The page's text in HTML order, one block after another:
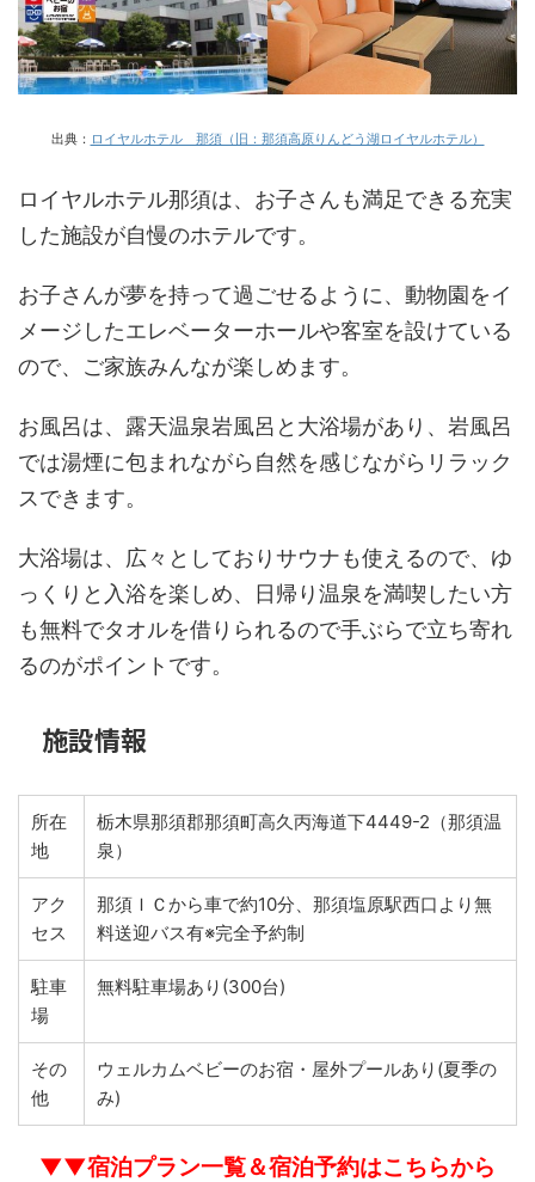
出典： ロイヤルホテル 那須（旧：那須高原りんどう湖ロイヤルホテル）
ロイヤルホテル那須は、お子さんも満足できる充実
した施設が自慢のホテルです。
お子さんが夢を持って過ごせるように、動物園をイ
メージしたエレベーターホールや客室を設けている
ので、ご家族みんなが楽しめます。
お風呂は、露天温泉岩風呂と大浴場があり、岩風呂
では湯煙に包まれながら自然を感じながらリラック
スできます。
大浴場は、広々としておりサウナも使えるので、ゆ
っくりと入浴を楽しめ、日帰り温泉を満喫したい方
も無料でタオルを借りられるので手ぶらで立ち寄れ
るのがポイントです。
施設情報
所在
地
栃木県那須郡那須町高久丙海道下4449-2（那須温
泉）
アク
セス
那須ＩＣから車で約10分、那須塩原駅西口より無
料送迎バス有※完全予約制
駐車
場
無料駐車場あり(300台)
その
他
ウェルカムベビーのお宿・屋外プールあり(夏季の
み)
▼▼宿泊プラン一覧＆宿泊予約はこちらから